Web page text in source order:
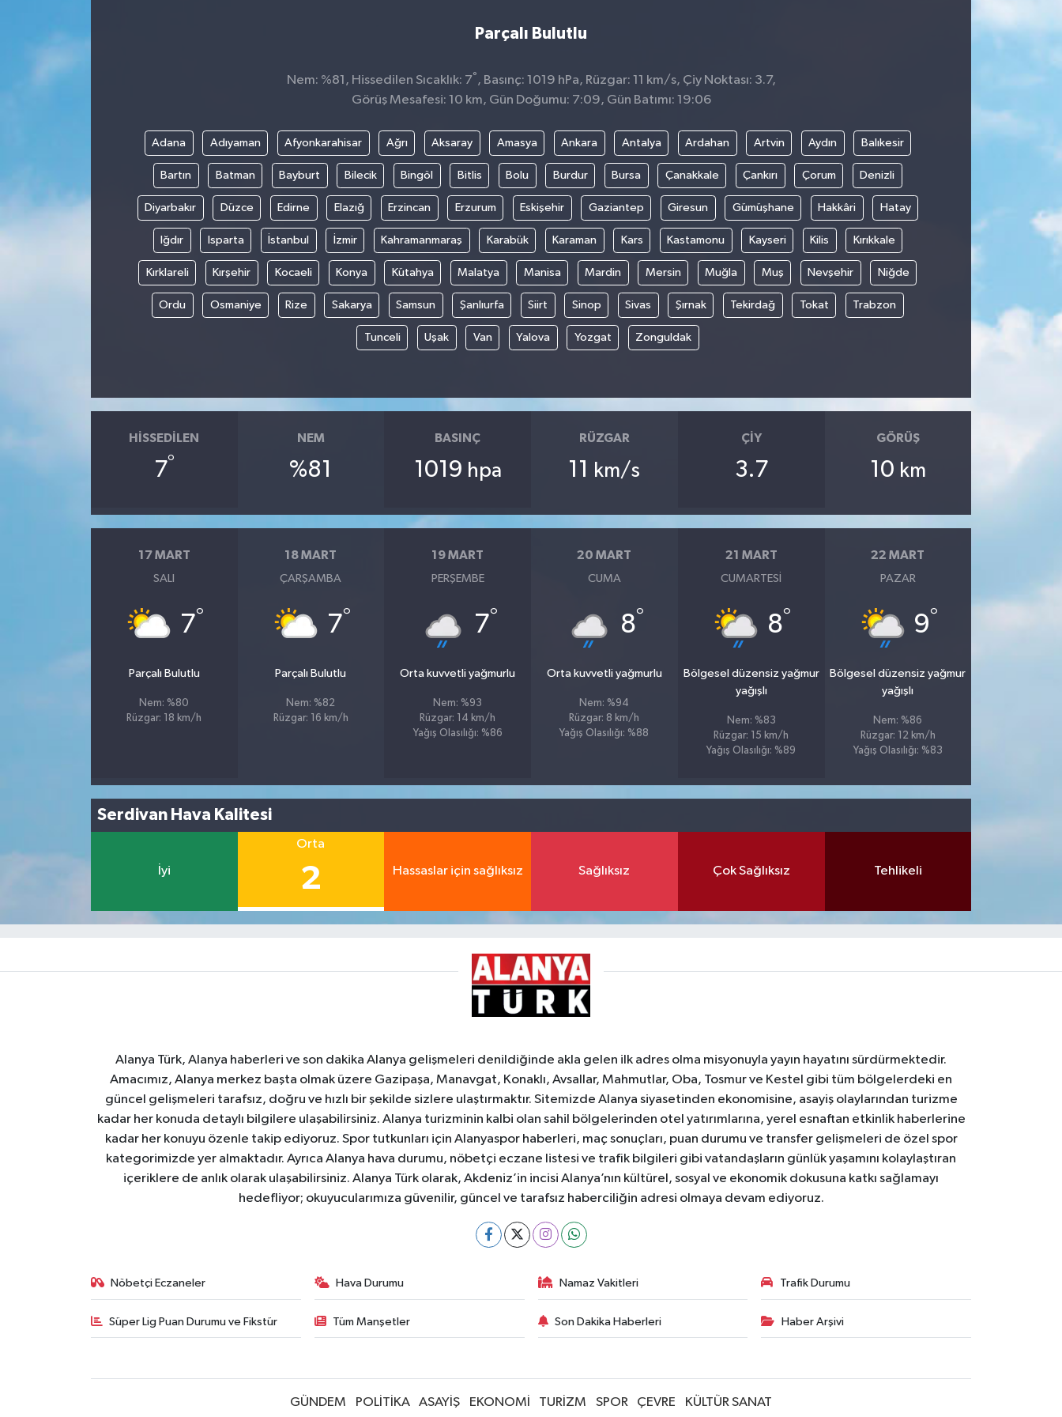
Parçalı Bulutlu
Nem: %81, Hissedilen Sıcaklık: 7° , Basınç: 1019 hPa, Rüzgar: 11 km/s, Çiy Noktası: 3.7,
Görüş Mesafesi: 10 km, Gün Doğumu: 7:09, Gün Batımı: 19:06
Adana Adıyaman Afyonkarahisar Ağrı Aksaray Amasya Ankara Antalya Ardahan Artvin Aydın Balıkesir
Bartın Batman Bayburt Bilecik Bingöl Bitlis Bolu Burdur Bursa Çanakkale Çankırı Çorum Denizli
Diyarbakır Düzce Edirne Elazığ Erzincan Erzurum Eskişehir Gaziantep Giresun Gümüşhane Hakkâri Hatay
Iğdır Isparta İstanbul İzmir Kahramanmaraş Karabük Karaman Kars Kastamonu Kayseri Kilis Kırıkkale
Kırklareli Kırşehir Kocaeli Konya Kütahya Malatya Manisa Mardin Mersin Muğla Muş Nevşehir Niğde
Ordu Osmaniye Rize Sakarya Samsun Şanlıurfa Siirt Sinop Sivas Şırnak Tekirdağ Tokat Trabzon
Tunceli Uşak Van Yalova Yozgat Zonguldak
HISSEDILEN
7°
NEM
%81
BASINÇ
1019 hpa
RÜZGAR
11 km/s
ÇIY
3.7
GÖRÜŞ
10 km
17 MART
SALI
7°
Parçalı Bulutlu
Nem: %80
Rüzgar: 18 km/h
18 MART
ÇARŞAMBA
7°
Parçalı Bulutlu
Nem: %82
Rüzgar: 16 km/h
19 MART
PERŞEMBE
7°
Orta kuvvetli yağmurlu
Nem: %93
Rüzgar: 14 km/h
Yağış Olasılığı: %86
20 MART
CUMA
8°
Orta kuvvetli yağmurlu
Nem: %94
Rüzgar: 8 km/h
Yağış Olasılığı: %88
21 MART
CUMARTESI
8°
Bölgesel düzensiz yağmur
yağışlı
Nem: %83
Rüzgar: 15 km/h
Yağış Olasılığı: %89
22 MART
PAZAR
9°
Bölgesel düzensiz yağmur
yağışlı
Nem: %86
Rüzgar: 12 km/h
Yağış Olasılığı: %83
Serdivan Hava Kalitesi
İyi
Orta
2 Hassaslar için sağlıksız Sağlıksız Çok Sağlıksız Tehlikeli
Alanya Türk, Alanya haberleri ve son dakika Alanya gelişmeleri denildiğinde akla gelen ilk adres olma misyonuyla yayın hayatını sürdürmektedir.
Amacımız, Alanya merkez başta olmak üzere Gazipaşa, Manavgat, Konaklı, Avsallar, Mahmutlar, Oba, Tosmur ve Kestel gibi tüm bölgelerdeki en
güncel gelişmeleri tarafsız, doğru ve hızlı bir şekilde sizlere ulaştırmaktır. Sitemizde Alanya siyasetinden ekonomisine, asayiş olaylarından turizme
kadar her konuda detaylı bilgilere ulaşabilirsiniz. Alanya turizminin kalbi olan sahil bölgelerinden otel yatırımlarına, yerel esnaftan etkinlik haberlerine
kadar her konuyu özenle takip ediyoruz. Spor tutkunları için Alanyaspor haberleri, maç sonuçları, puan durumu ve transfer gelişmeleri de özel spor
kategorimizde yer almaktadır. Ayrıca Alanya hava durumu, nöbetçi eczane listesi ve trafik bilgileri gibi vatandaşların günlük yaşamını kolaylaştıran
içeriklere de anlık olarak ulaşabilirsiniz. Alanya Türk olarak, Akdeniz’in incisi Alanya’nın kültürel, sosyal ve ekonomik dokusuna katkı sağlamayı
hedefliyor; okuyucularımıza güvenilir, güncel ve tarafsız haberciliğin adresi olmaya devam ediyoruz.
Nöbetçi Eczaneler Hava Durumu Namaz Vakitleri Trafik Durumu
Süper Lig Puan Durumu ve Fikstür Tüm Manşetler Son Dakika Haberleri Haber Arşivi
GÜNDEM POLİTİKA ASAYİŞ EKONOMİ TURİZM SPOR ÇEVRE KÜLTÜR SANAT